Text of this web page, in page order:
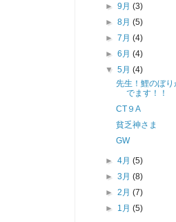
►9月(3)
►8月(5)
►7月(4)
►6月(4)
▼5月(4)
先生！鯉のぼ
でます！！
CT９A
貧乏神さま
GW
►4月(5)
►3月(8)
►2月(7)
► 1月(5)